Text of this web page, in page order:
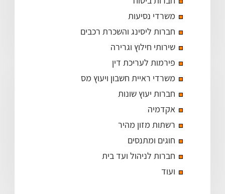
משרדי נסיעות
חברות ליסינג והשכרת רכבים
שירותי חילוץ וגרירה
פירמות לעריכת דין
משרדי ראיית חשבון ויעוץ מס
חברות יעוץ שונות
אקדמיה
רשתות מזון מהיר
חוגים ומתנסים
חברות לניהול ועד בית
ועוד